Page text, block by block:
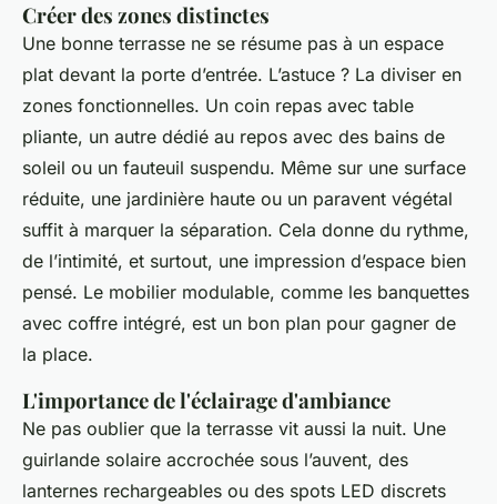
Créer des zones distinctes
Une bonne terrasse ne se résume pas à un espace
plat devant la porte d’entrée. L’astuce ? La diviser en
zones fonctionnelles. Un coin repas avec table
pliante, un autre dédié au repos avec des bains de
soleil ou un fauteuil suspendu. Même sur une surface
réduite, une jardinière haute ou un paravent végétal
suffit à marquer la séparation. Cela donne du rythme,
de l’intimité, et surtout, une impression d’espace bien
pensé. Le mobilier modulable, comme les banquettes
avec coffre intégré, est un bon plan pour gagner de
la place.
L'importance de l'éclairage d'ambiance
Ne pas oublier que la terrasse vit aussi la nuit. Une
guirlande solaire accrochée sous l’auvent, des
lanternes rechargeables ou des spots LED discrets